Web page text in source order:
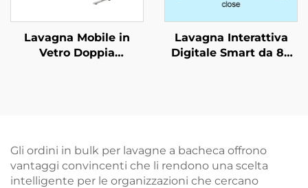
Lavagna Mobile in
Vetro Doppia
Lavagna Interattiva
Digitale Smart da 86
Gli ordini in bulk per lavagne a bacheca offrono
vantaggi convincenti che li rendono una scelta
intelligente per le organizzazioni che cercano